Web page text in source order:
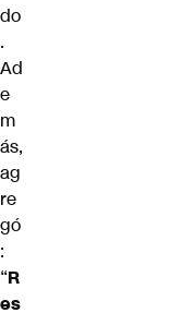
do
.
Ad
e
m
ás,
ag
re
gó
:
“R
es